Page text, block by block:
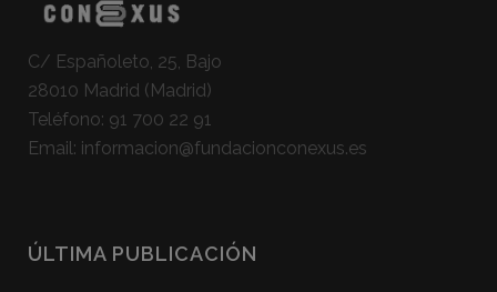
C/ Españoleto, 25, Bajo
28010 Madrid (Madrid)
Teléfono: 91 700 22 91
Email: informacion@fundacionconexus.es
ÚLTIMA PUBLICACIÓN